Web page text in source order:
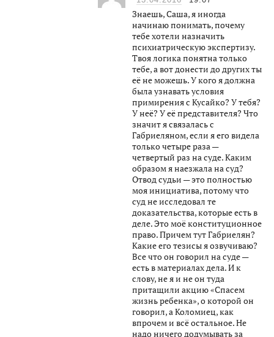
Знаешь, Саша, я иногда
начинаю понимать, почему
тебе хотели назначить
психиатрическую экспертизу.
Твоя логика понятна только
тебе, а вот донести до других ты
её не можешь. У кого я должна
была узнавать условия
примирения с Кусайко? У тебя?
У неё? У её представителя? Что
значит я связалась с
Габриеляном, если я его видела
только четыре раза —
четвертый раз на суде. Каким
образом я наезжала на суд?
Отвод судьи — это полностью
моя инициатива, потому что
суд не исследовал те
доказательства, которые есть в
деле. Это моё конституционное
право. Причем тут Габриелян?
Какие его тезисы я озвучиваю?
Все что он говорил на суде —
есть в материалах дела. И к
слову, не я и не он туда
притащили акцию «Спасем
жизнь ребенка», о которой он
говорил, а Коломиец, как
впрочем и всё остальное. Не
надо ничего додумывать за